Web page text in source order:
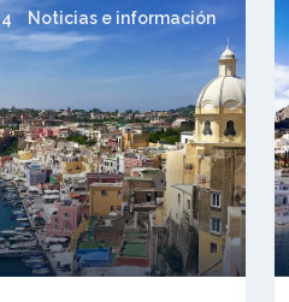
Noticias e información